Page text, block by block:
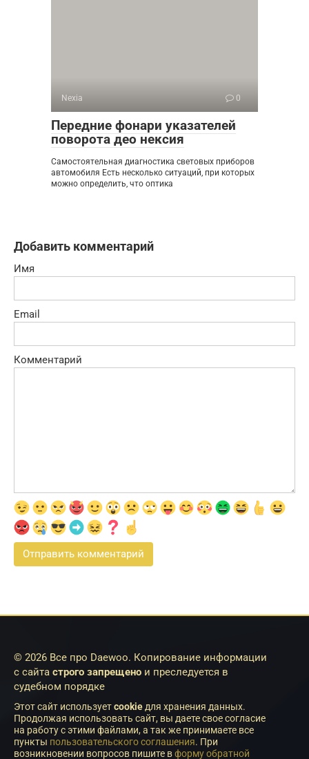
Nexia 0
Передние фонари указателей
поворота део нексия
Самостоятельная диагностика световых приборов
автомобиля Есть несколько ситуаций, при которых
можно определить, что оптика
Добавить комментарий
Имя
Email
Комментарий
© 2026 Все про Daewoo. Копирование информации
с сайта строго запрещено и преследуется в
судебном порядке
Этот сайт используетcookie для хранения данных.
Продолжая использовать сайт, вы даете свое согласие
на работу с этими файлами, а так же принимаете все
пункты пользовательского соглашения. При
возникновении вопросов пишите вформу обратной